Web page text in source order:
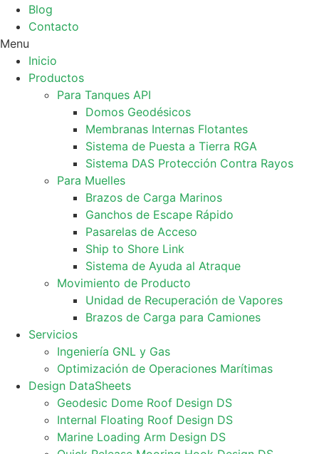
Blog
Contacto
Menu
Inicio
Productos
Para Tanques API
Domos Geodésicos
Membranas Internas Flotantes
Sistema de Puesta a Tierra RGA
Sistema DAS Protección Contra Rayos
Para Muelles
Brazos de Carga Marinos
Ganchos de Escape Rápido
Pasarelas de Acceso
Ship to Shore Link
Sistema de Ayuda al Atraque
Movimiento de Producto
Unidad de Recuperación de Vapores
Brazos de Carga para Camiones
Servicios
Ingeniería GNL y Gas
Optimización de Operaciones Marítimas
Design DataSheets
Geodesic Dome Roof Design DS
Internal Floating Roof Design DS
Marine Loading Arm Design DS